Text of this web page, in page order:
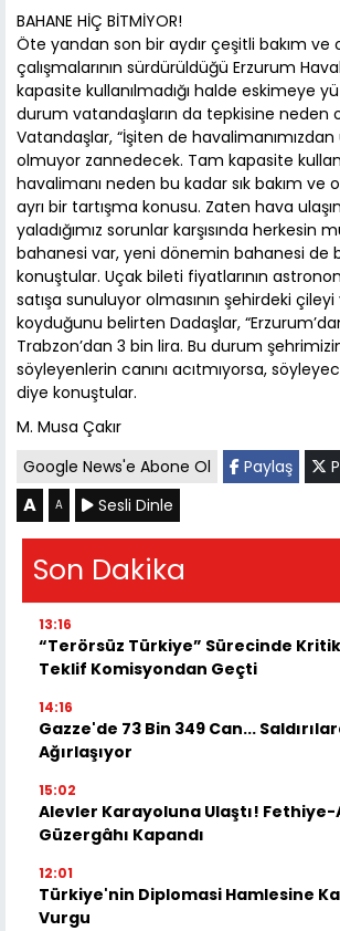
BAHANE HİÇ BİTMİYOR!
Öte yandan son bir aydır çeşitli bakım ve
çalışmalarının sürdürüldüğü Erzurum
kapasite kullanılmadığı halde eskimeye
durum vatandaşların da tepkisine neden
Vatandaşlar, “İşiten de
olmuyor zannedecek. Tam kapasite
havalimanı neden bu kadar sık bakım ve
ayrı bir tartışma konusu. Zaten hava
yaladığımız sorunlar karşısında herkesin
bahanesi var, yeni dönemin bahanesi de
konuştular. Uçak bileti fiyatlarının
satışa sunuluyor olmasının şehirdeki
koyduğunu belirten Dadaşlar,
Trabzon’dan 3 bin lira. Bu durum
söyleyenlerin canını acıtmıyorsa,
diye konuştular.
M. Musa Çakır
Google News'e Abone Ol
Paylaş
A A Sesli Dinle
Son Dakika
13:16
“Terörsüz Türkiye” Sürecinde Kritik
Teklif Komisyondan Geçti
14:16
Gazze'de 73 Bin 349 Can...
Ağırlaşıyor
15:02
Alevler Karayoluna Ulaştı!
Güzergâhı Kapandı
12:01
Türkiye'nin Diplomasi Hamlesine
Vurgu